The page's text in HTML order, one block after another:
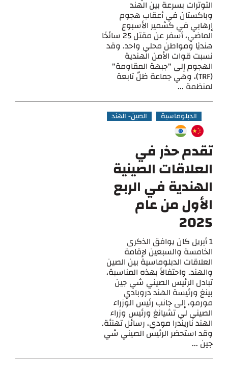
التوترات بسرعة بين الهند
وباكستان في أعقاب هجوم
إرهابي في كشمير الأسبوع
الماضي، أسفر عن مقتل 25 سائحًا
هنديًا ومواطن محلي واحد. وقد
نسبت قوات الأمن الهندية
الهجوم إلى "جبهة المقاومة"
(TRF)، وهي جماعة ظلّ تابعة
لمنظمة ...
الدبلوماسية الصين- الهند
تقدم حذر في
العلاقات الصينية
الهندية في الربع
الأول من عام
2025
1 أبريل كان يوافق الذكرى
الخامسة والسبعين لإقامة
العلاقات الدبلوماسية بين الصين
والهند. واحتفالاً بهذه المناسبة،
تبادل الرئيس الصيني شي جين
بينغ ورئيسة الهند دروبادي
مورمو، إلى جانب رئيس الوزراء
الصيني لي تشيانغ ورئيس وزراء
الهند ناريندرا مودي، رسائل تهنئة.
وقد استحضر الرئيس الصيني شي
جين ...